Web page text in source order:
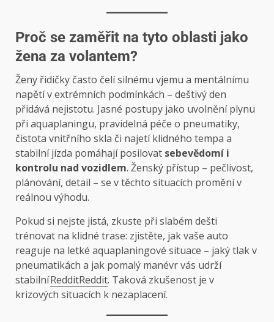
Proč se zaměřit na tyto oblasti jako
žena za volantem?
Ženy řidičky často čelí silnému vjemu a mentálnímu
napětí v extrémních podmínkách – deštivý den
přidává nejistotu. Jasné postupy jako uvolnění plynu
při aquaplaningu, pravidelná péče o pneumatiky,
čistota vnitřního skla či najetí klidného tempa a
stabilní jízda pomáhají posilovat sebevědomí i
kontrolu nad vozidlem. Ženský přístup – pečlivost,
plánování, detail – se v těchto situacích promění v
reálnou výhodu.
Pokud si nejste jistá, zkuste při slabém dešti
trénovat na klidné trase: zjistěte, jak vaše auto
reaguje na letké aquaplaningové situace – jaký tlak v
pneumatikách a jak pomalý manévr vás udrží
stabilníRedditReddit. Taková zkušenost je v
krizových situacích k nezaplacení.